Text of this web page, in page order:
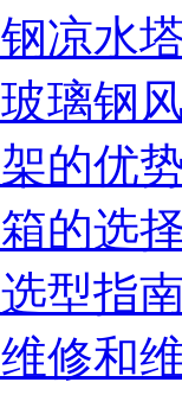
凉水
璃钢
的优
的选
型指
修和